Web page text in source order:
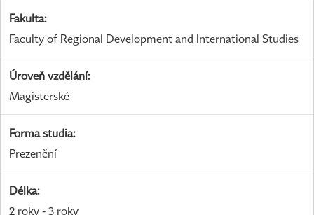
Fakulta:
Faculty of Regional Development and International Studies
Úroveň vzdělání:
Magisterské
Forma studia:
Prezenční
Délka:
2 roky - 3 roky